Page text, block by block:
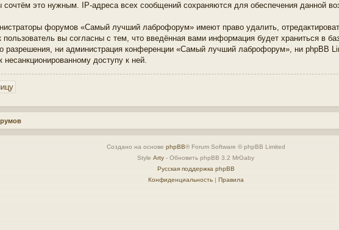
сочтём это нужным. IP-адреса всех сообщений сохраняются для обеспечения данной
форумов «Самый лучший лаброфорум» имеют право удалить,
вы согласны с тем, что введённая вами информация будет храниться в
разрешения, ни администрация конференции «Самый лучший лаброфорум», ни phpBB
несанкционированному доступу к ней.
Создано на основе phpBB® Forum Software © phpBB Limited
Style Arty - Обновить phpBB 3.2 MrGaby
Русская поддержка phpBB
Конфиденциальность| Правила